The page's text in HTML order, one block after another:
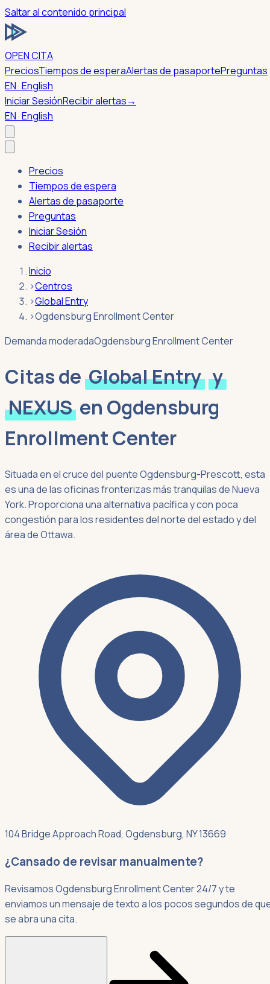
Saltar al contenido principal
OPEN CITA
PreciosTiempos de esperaAlertas de pasaportePreguntas
EN · English
Iniciar SesiónRecibir alertas→
EN · English
Precios
Tiempos de espera
Alertas de pasaporte
Preguntas
Iniciar Sesión
Recibir alertas
Inicio
›Centros
›Global Entry
›Ogdensburg Enrollment Center
Demanda moderadaOgdensburg Enrollment Center
Citas de Global Entry y
NEXUS en Ogdensburg
Enrollment Center
Situada en el cruce del puente Ogdensburg-Prescott, esta
es una de las oficinas fronterizas más tranquilas de Nueva
York. Proporciona una alternativa pacífica y con poca
congestión para los residentes del norte del estado y del
área de Ottawa.
104 Bridge Approach Road, Ogdensburg, NY 13669
¿Cansado de revisar manualmente?
Revisamos Ogdensburg Enrollment Center 24/7 y te
enviamos un mensaje de texto a los pocos segundos de
se abra una cita.